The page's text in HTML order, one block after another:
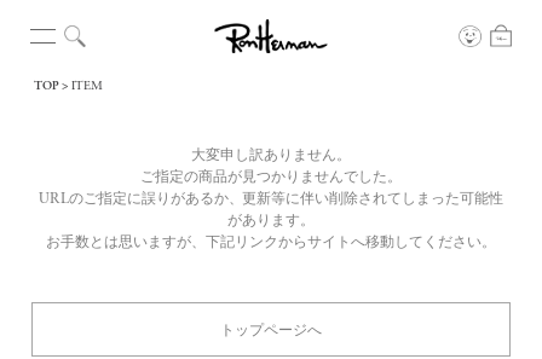
TOP ITEM
大変申し訳ありません。
ご指定の商品が見つかりませんでした。
URLのご指定に誤りがあるか、更新等に伴い削除されてしまった可能性
があります。
お手数とは思いますが、下記リンクからサイトへ移動してください。
トップページへ